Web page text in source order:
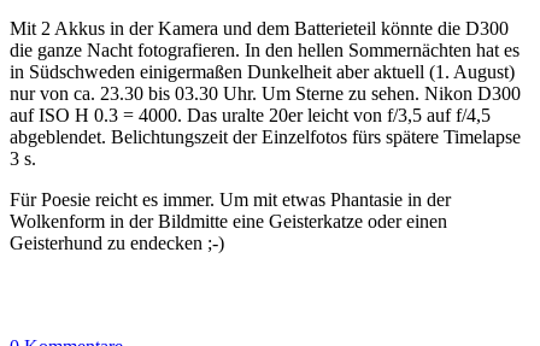
Mit 2 Akkus in der Kamera und dem Batterieteil könnte die D300
die ganze Nacht fotografieren. In den hellen Sommernächten hat es
in Südschweden einigermaßen Dunkelheit aber aktuell (1. August)
nur von ca. 23.30 bis 03.30 Uhr. Um Sterne zu sehen. Nikon D300
auf ISO H 0.3 = 4000. Das uralte 20er leicht von f/3,5 auf f/4,5
abgeblendet. Belichtungszeit der Einzelfotos fürs spätere Timelapse
3 s.
Für Poesie reicht es immer. Um mit etwas Phantasie in der
Wolkenform in der Bildmitte eine Geisterkatze oder einen
Geisterhund zu endecken ;-)